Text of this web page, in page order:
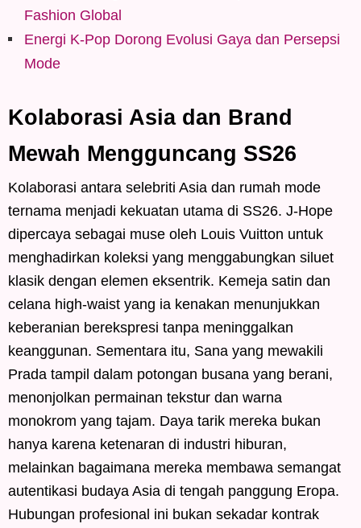
Fashion Global
Energi K-Pop Dorong Evolusi Gaya dan Persepsi
Mode
Kolaborasi Asia dan Brand
Mewah Mengguncang SS26
Kolaborasi antara selebriti Asia dan rumah mode
ternama menjadi kekuatan utama di SS26. J-Hope
dipercaya sebagai muse oleh Louis Vuitton untuk
menghadirkan koleksi yang menggabungkan siluet
klasik dengan elemen eksentrik. Kemeja satin dan
celana high-waist yang ia kenakan menunjukkan
keberanian berekspresi tanpa meninggalkan
keanggunan. Sementara itu, Sana yang mewakili
Prada tampil dalam potongan busana yang berani,
menonjolkan permainan tekstur dan warna
monokrom yang tajam. Daya tarik mereka bukan
hanya karena ketenaran di industri hiburan,
melainkan bagaimana mereka membawa semangat
autentikasi budaya Asia di tengah panggung Eropa.
Hubungan profesional ini bukan sekadar kontrak